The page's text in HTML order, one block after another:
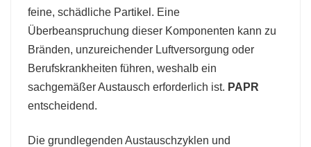
feine, schädliche Partikel. Eine
Überbeanspruchung dieser Komponenten kann zu
Bränden, unzureichender Luftversorgung oder
Berufskrankheiten führen, weshalb ein
sachgemäßer Austausch erforderlich ist. PAPR
entscheidend.
Die grundlegenden Austauschzyklen und